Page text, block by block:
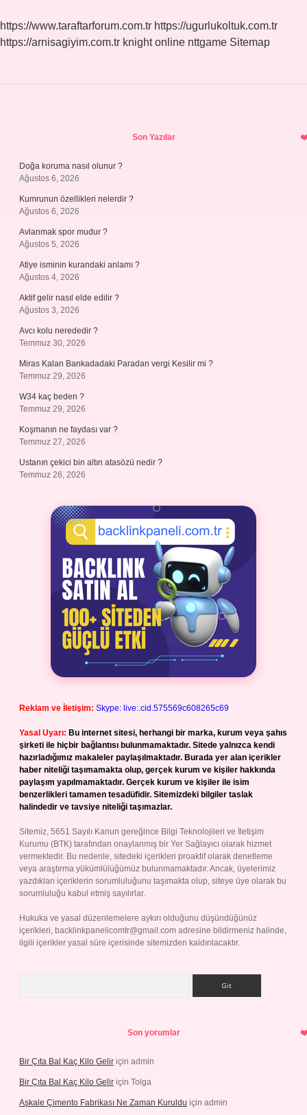
https://www.taraftarforum.com.tr https://ugurlukoltuk.com.tr
https://arnisagiyim.com.tr knight online nttgame Sitemap
Son Yazılar
Doğa koruma nasıl olunur ?
Ağustos 6, 2026
Kumrunun özellikleri nelerdir ?
Ağustos 6, 2026
Avlanmak spor mudur ?
Ağustos 5, 2026
Atiye isminin kurandaki anlamı ?
Ağustos 4, 2026
Aktif gelir nasıl elde edilir ?
Ağustos 3, 2026
Avcı kolu nerededir ?
Temmuz 30, 2026
Miras Kalan Bankadadaki Paradan vergi Kesilir mi ?
Temmuz 29, 2026
W34 kaç beden ?
Temmuz 29, 2026
Koşmanın ne faydası var ?
Temmuz 27, 2026
Ustanın çekici bin altın atasözü nedir ?
Temmuz 26, 2026
Reklam ve İletişim: Skype: live:.cid.575569c608265c69
Yasal Uyarı: Bu internet sitesi, herhangi bir marka, kurum veya şahıs
şirketi ile hiçbir bağlantısı bulunmamaktadır. Sitede yalnızca kendi
hazırladığımız makaleler paylaşılmaktadır. Burada yer alan içerikler
haber niteliği taşımamakta olup, gerçek kurum ve kişiler hakkında
paylaşım yapılmamaktadır. Gerçek kurum ve kişiler ile isim
benzerlikleri tamamen tesadüfidir. Sitemizdeki bilgiler taslak
halindedir ve tavsiye niteliği taşımazlar.
Sitemiz, 5651 Sayılı Kanun gereğince Bilgi Teknolojileri ve İletişim
Kurumu (BTK) tarafından onaylanmış bir Yer Sağlayıcı olarak hizmet
vermektedir. Bu nedenle, sitedeki içerikleri proaktif olarak denetleme
veya araştırma yükümlülüğümüz bulunmamaktadır. Ancak, üyelerimiz
yazdıkları içeriklerin sorumluluğunu taşımakta olup, siteye üye olarak bu
sorumluluğu kabul etmiş sayılırlar.
Hukuka ve yasal düzenlemelere aykırı olduğunu düşündüğünüz
içerikleri, backlinkpanelicomtr@gmail.com adresine bildirmeniz halinde,
ilgili içerikler yasal süre içerisinde sitemizden kaldırılacaktır.
Son yorumlar
Bir Çıta Bal Kaç Kilo Gelir için admin
Bir Çıta Bal Kaç Kilo Gelir için Tolga
Aşkale Çimento Fabrikası Ne Zaman Kuruldu için admin